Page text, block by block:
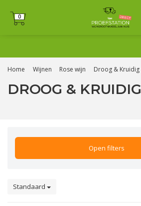
0
0
Home Wijnen Rose wijn Droog & Kruidig
DROOG & KRUIDIG
Open filters
Standaard